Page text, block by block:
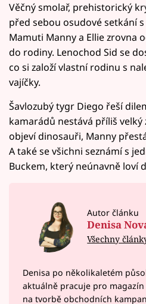
Věčný smolař, prehistorický
před sebou osudové setkání
Mamuti Manny a Ellie zrovna
do rodiny. Lenochod Sid se
co si založí vlastní rodinu s
vajíčky.
Šavlozubý tygr Diego řeší
kamarádů nestává příliš velký
objeví dinosauři, Manny
A také se všichni seznámí s
Buckem, který neúnavně loví
Autor článku
Denisa
Všechny
Denisa po několikaletém
aktuálně pracuje pro
na tvorbě obchodních